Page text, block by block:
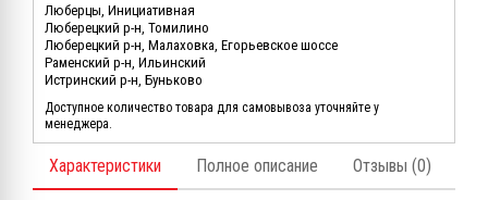
Люберцы, Инициативная
Люберецкий р-н, Томилино
Люберецкий р-н, Малаховка, Егорьевское шоссе
Раменский р-н, Ильинский
Истринский р-н, Буньково
Доступное количество товара для самовывоза уточняйте у
менеджера.
Характеристики Полное описание Отзывы (0)